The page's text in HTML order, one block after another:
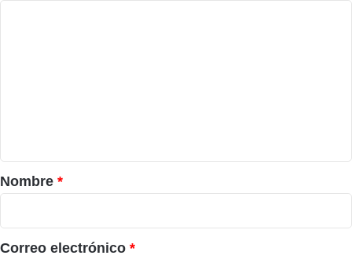
r
i
o
*
Nombre *
Correo electrónico *